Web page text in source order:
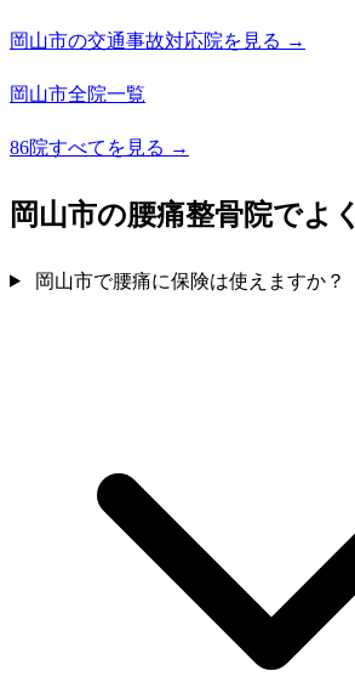
岡山市の交通事故対応院を見る →
岡山市全院一覧
86院すべてを見る →
岡山市の腰痛整骨院でよ
岡山市で腰痛に保険は使えますか？